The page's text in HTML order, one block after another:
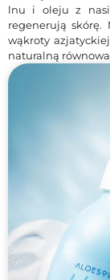
lnu i oleju z
regenerują
wąkroty
naturalną